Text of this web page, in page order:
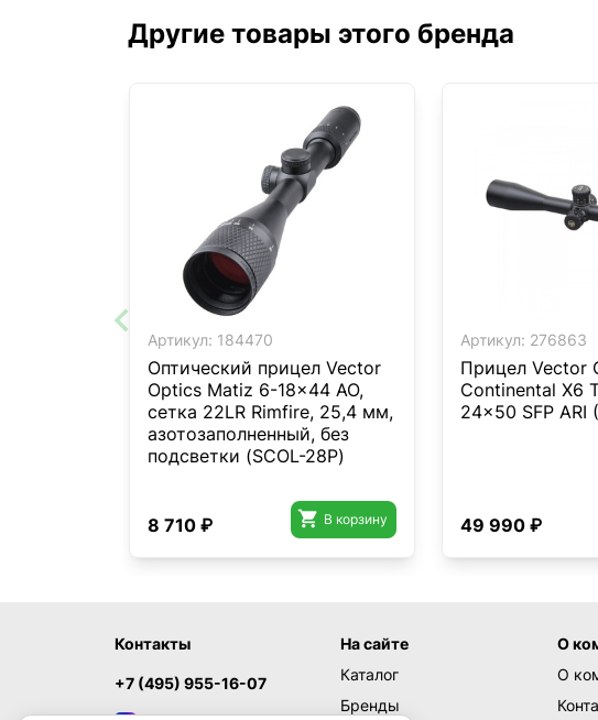
Другие товары этого бренда
Артикул: 184470
Оптический прицел Vector
Optics Matiz 6-18x44 AO,
сетка 22LR Rimfire, 25,4 мм,
азотозаполненный, без
подсветки (SCOL-28P)
8 710 ₽  В корзину
Артикул: 276863
Прицел Vector
Continental X6
24x50 SFP ARI
49 990 ₽
Контакты
+7 (495) 955-16-07
На сайте
Каталог
Бренды
О
О